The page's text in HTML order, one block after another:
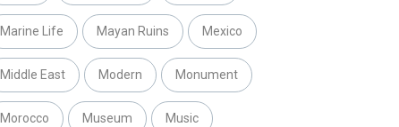
Marine Life Mayan Ruins Mexico
Middle East Modern Monument
Morocco Museum Music